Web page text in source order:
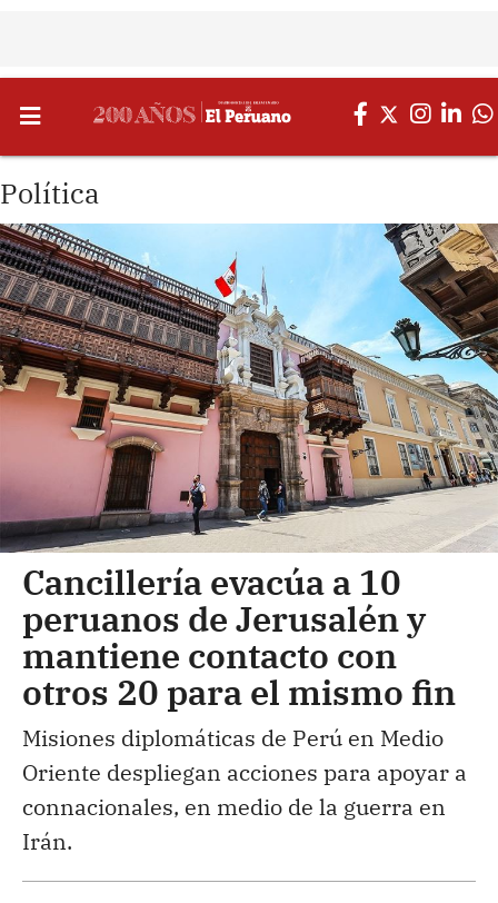
Política
Cancillería evacúa a 10
peruanos de Jerusalén y
mantiene contacto con
otros 20 para el mismo fin
Misiones diplomáticas de Perú en Medio
Oriente despliegan acciones para apoyar a
connacionales, en medio de la guerra en
Irán.